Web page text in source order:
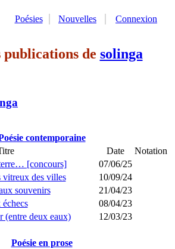
Poésies Nouvelles Connexion
publications de solinga
contemporaine
Date
Notation
[concours]
07/06/25
vitreux des villes
10/09/24
souvenirs
21/04/23
08/04/23
(entre deux eaux)
12/03/23
Poésie en prose